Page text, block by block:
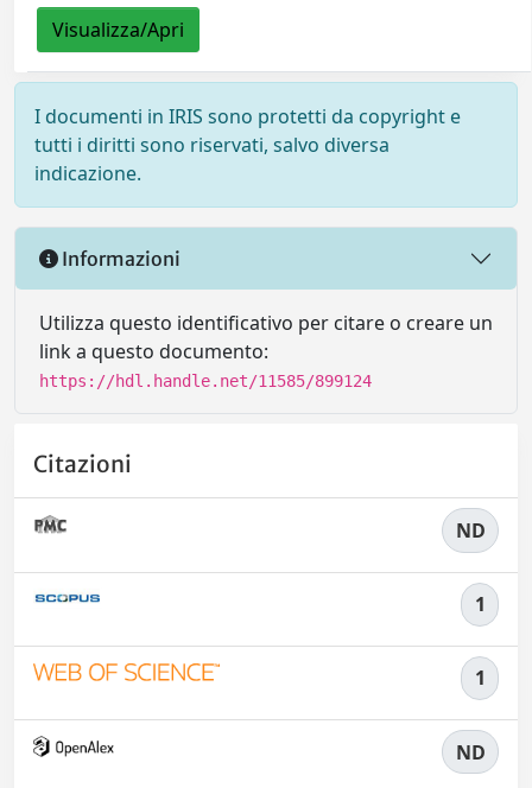
Visualizza/Apri
I documenti in IRIS sono protetti da copyright e
tutti i diritti sono riservati, salvo diversa
indicazione.
Informazioni
Utilizza questo identificativo per citare o creare un
link a questo documento:
https://hdl.handle.net/11585/899124
Citazioni
ND
1
1
ND